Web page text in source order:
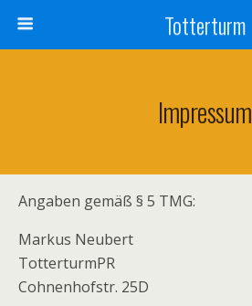
Totterturm
Impressum
Angaben gemäß § 5 TMG:
Markus Neubert
TotterturmPR
Cohnenhofstr. 25D